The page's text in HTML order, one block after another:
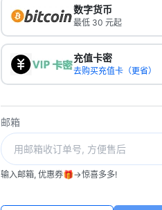
数字货币
最低 30 元起
充值卡密
去购买充值卡（更省）
邮箱
输入邮箱, 优惠券🎁->惊喜多多!